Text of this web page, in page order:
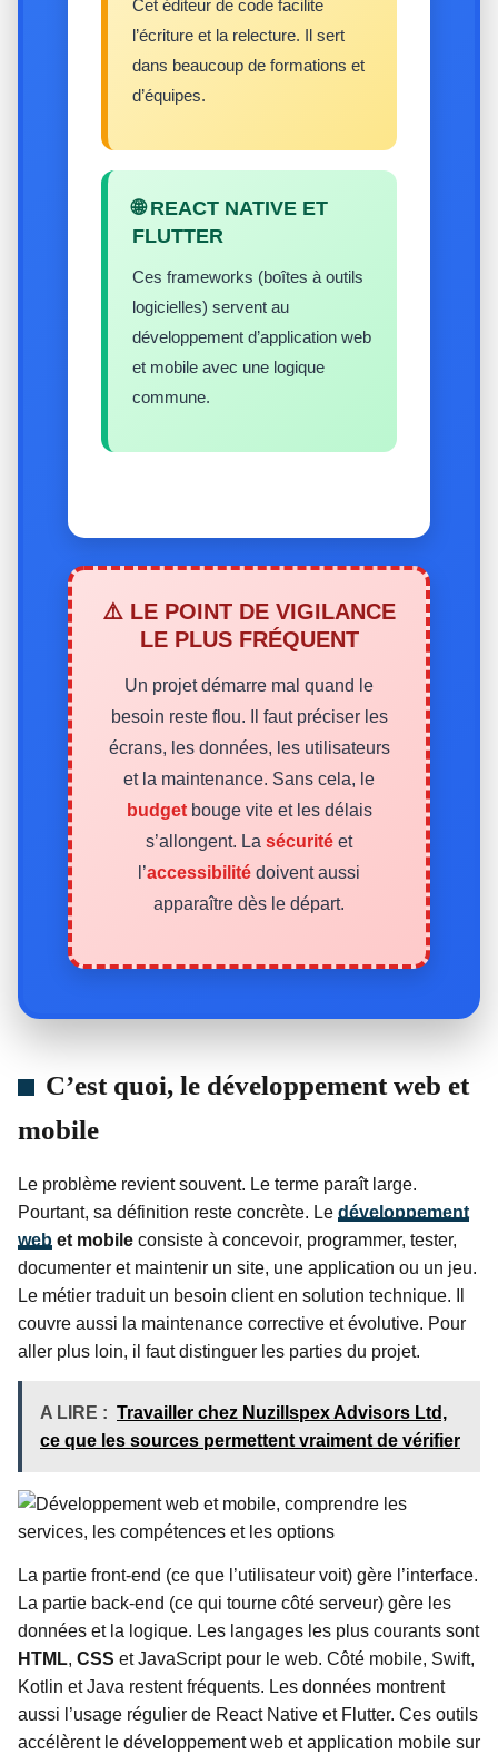
Cet éditeur de code facilite
l’écriture et la relecture. Il sert
dans beaucoup de formations et
d’équipes.
🌐 REACT NATIVE ET
FLUTTER
Ces frameworks (boîtes à outils
logicielles) servent au
développement d’application web
et mobile avec une logique
commune.
⚠️ LE POINT DE VIGILANCE
LE PLUS FRÉQUENT
Un projet démarre mal quand le
besoin reste flou. Il faut préciser les
écrans, les données, les utilisateurs
et la maintenance. Sans cela, le
budgetbouge vite et les délais
s’allongent. La sécurité et
l’accessibilité doivent aussi
apparaître dès le départ.
C’est quoi, le développement web et
mobile
Le problème revient souvent. Le terme paraît large.
Pourtant, sa définition reste concrète. Le développement
web et mobile consiste à concevoir, programmer, tester,
documenter et maintenir un site, une application ou un jeu.
Le métier traduit un besoin client en solution technique. Il
couvre aussi la maintenance corrective et évolutive. Pour
aller plus loin, il faut distinguer les parties du projet.
A LIRE : Travailler chez Nuzillspex Advisors Ltd,
ce que les sources permettent vraiment de vérifier
La partie front-end (ce que l’utilisateur voit) gère l’interface.
La partie back-end (ce qui tourne côté serveur) gère les
données et la logique. Les langages les plus courants sont
HTML, CSS et JavaScript pour le web. Côté mobile, Swift,
Kotlin et Java restent fréquents. Les données montrent
aussi l’usage régulier de React Native et Flutter. Ces outils
accélèrent le développement web et application mobile sur